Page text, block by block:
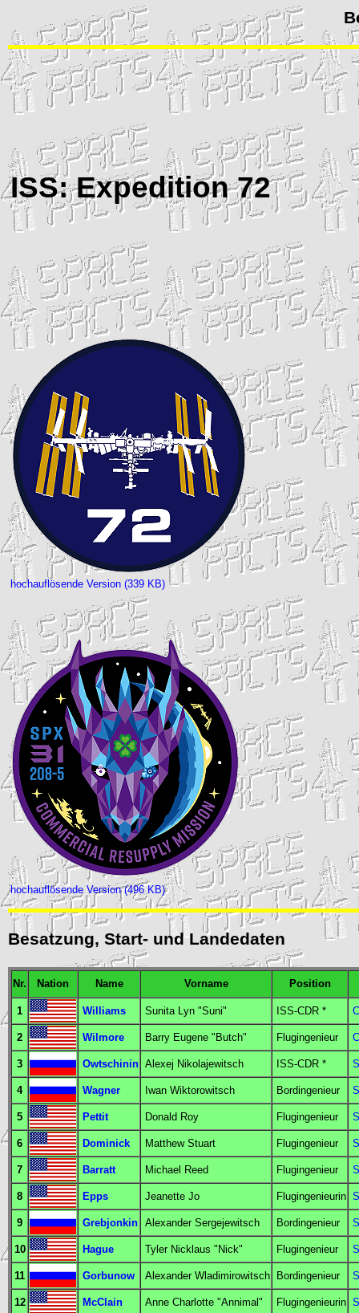
ISS: Expedition 72
hochauflösende Version (339 KB)
hochauflösende Version (496 KB)
Besatzung, Start- und Landedaten
Nr. Nation Name Vorname Position
1 Williams Sunita Lyn "Suni" ISS-CDR *
2 Wilmore Barry Eugene "Butch" Flugingenieur
3 Owtschinin Alexej Nikolajewitsch ISS-CDR *
4 Wagner Iwan Wiktorowitsch Bordingenieur
5 Pettit Donald Roy Flugingenieur
6 Dominick Matthew Stuart Flugingenieur
7 Barratt Michael Reed Flugingenieur
8 Epps Jeanette Jo Flugingenieurin
9 Grebjonkin Alexander Sergejewitsch Bordingenieur
10 Hague Tyler Nicklaus "Nick" Flugingenieur
11 Gorbunow Alexander Wladimirowitsch Bordingenieur
12 McClain Anne Charlotte "Annimal" Flugingenieurin